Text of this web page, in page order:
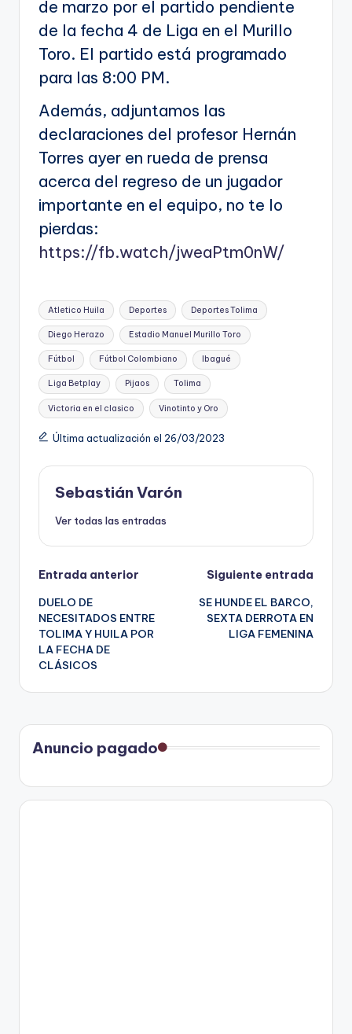
de marzo por el partido pendiente
de la fecha 4 de Liga en el Murillo
Toro. El partido está programado
para las 8:00 PM.
Además, adjuntamos las
declaraciones del profesor Hernán
Torres ayer en rueda de prensa
acerca del regreso de un jugador
importante en el equipo, no te lo
pierdas:
https://fb.watch/jweaPtm0nW/
Etiquetas:
Atletico Huila Deportes Deportes Tolima
Diego Herazo Estadio Manuel Murillo Toro
Fútbol Fútbol Colombiano Ibagué
Liga Betplay Pijaos Tolima
Victoria en el clasico Vinotinto y Oro
Última actualización el 26/03/2023
Sebastián Varón
Ver todas las entradas
Navegación
de
entradas
Entrada anterior
DUELO DE
NECESITADOS ENTRE
TOLIMA Y HUILA POR
LA FECHA DE
CLÁSICOS
Siguiente entrada
SE HUNDE EL BARCO,
SEXTA DERROTA EN
LIGA FEMENINA
Anuncio pagado